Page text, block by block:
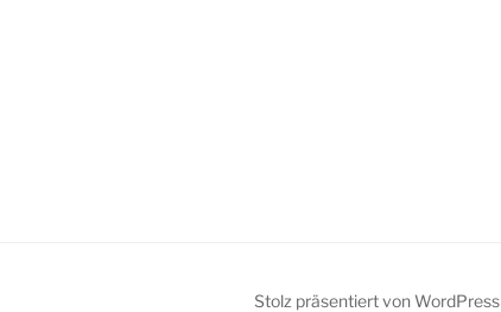
Stolz präsentiert von WordPress